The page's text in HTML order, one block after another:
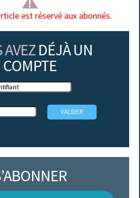
est réservé aux abonnés.
DÉJÀ UN
COMPTE